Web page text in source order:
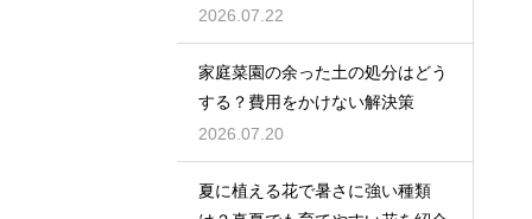
2026.07.22
家庭菜園の余った土の処分はどう
する？費用をかけない解決策
2026.07.20
夏に植える花で暑さに強い種類